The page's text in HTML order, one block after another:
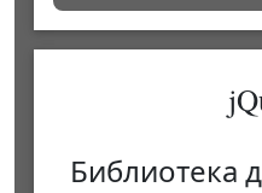
Библиотека